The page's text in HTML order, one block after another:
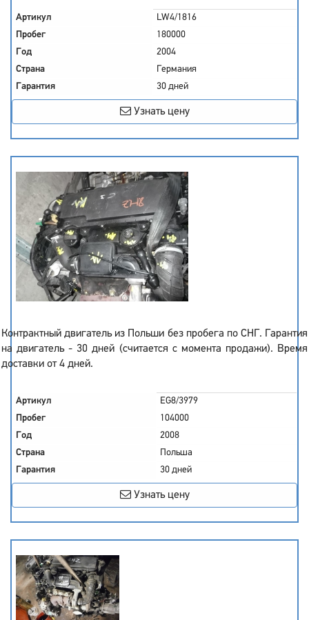
Артикул
LW4/1816
Пробег
180000
Год
2004
Страна
Германия
Гарантия
30 дней
Узнать цену
Контрактный двигатель из Польши без пробега по СНГ. Гарантия
на двигатель - 30 дней (считается с момента продажи). Время
доставки от 4 дней.
Артикул
EG8/3979
Пробег
104000
Год
2008
Страна
Польша
Гарантия
30 дней
Узнать цену